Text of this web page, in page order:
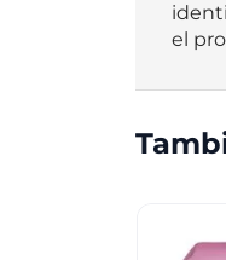
el